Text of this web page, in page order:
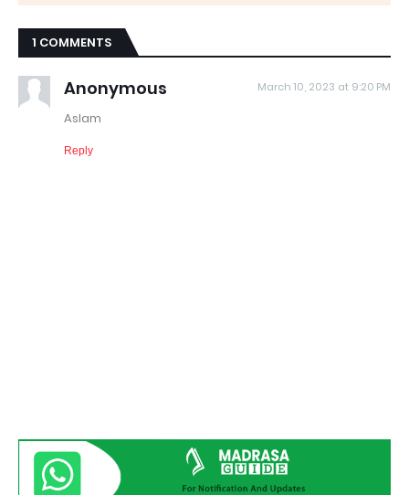
1 COMMENTS
Anonymous March 10, 2023 at 9:20 PM
Aslam
Reply